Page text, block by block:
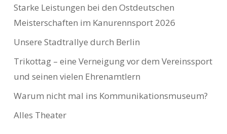
Starke Leistungen bei den Ostdeutschen
Meisterschaften im Kanurennsport 2026
Unsere Stadtrallye durch Berlin
Trikottag – eine Verneigung vor dem Vereinssport
und seinen vielen Ehrenamtlern
Warum nicht mal ins Kommunikationsmuseum?
Alles Theater